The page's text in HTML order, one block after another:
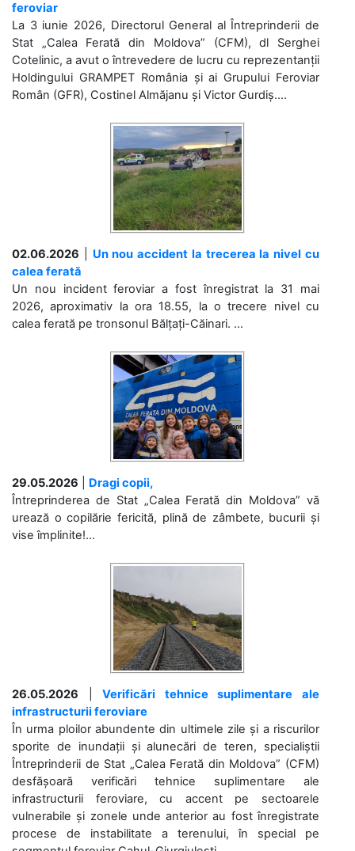
feroviar
La 3 iunie 2026, Directorul General al Întreprinderii de
Stat „Calea Ferată din Moldova” (CFM), dl Serghei
Cotelinic, a avut o întrevedere de lucru cu reprezentanții
Holdingului GRAMPET România și ai Grupului Feroviar
Român (GFR), Costinel Almăjanu și Victor Gurdiș....
02.06.2026
Un nou accident la trecerea la nivel cu
calea ferată
Un nou incident feroviar a fost înregistrat la 31 mai
2026, aproximativ la ora 18.55, la o trecere nivel cu
calea ferată pe tronsonul Bălțați-Căinari. ...
29.05.2026
Dragi copii,
Întreprinderea de Stat „Calea Ferată din Moldova” vă
urează o copilărie fericită, plină de zâmbete, bucurii și
vise împlinite!...
26.05.2026 |Verificări tehnice suplimentare ale
infrastructurii feroviare
În urma ploilor abundente din ultimele zile și a riscurilor
sporite de inundații și alunecări de teren, specialiștii
Întreprinderii de Stat „Calea Ferată din Moldova” (CFM)
desfășoară verificări tehnice suplimentare ale
infrastructurii feroviare, cu accent pe sectoarele
vulnerabile și zonele unde anterior au fost înregistrate
procese de instabilitate a terenului, în special pe